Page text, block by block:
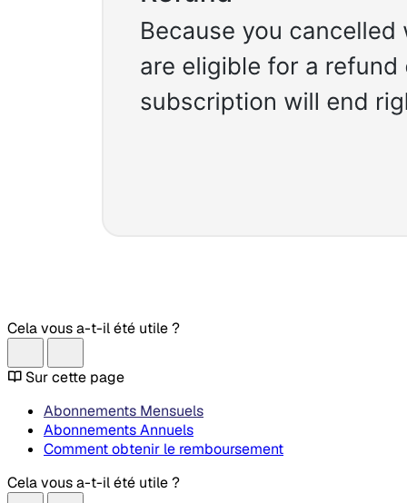
Cela vous a-t-il été utile ?
Sur cette page
Abonnements Mensuels
Abonnements Annuels
Comment obtenir le remboursement
Cela vous a-t-il été utile ?